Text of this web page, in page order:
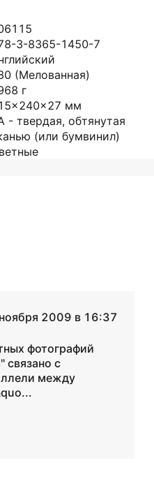
3-8365-1450-7
(Мелованная)
г
мм
- твердая, обтянутая
(или бумвинил)
2009 в 16:37
фотографий
связано с
между